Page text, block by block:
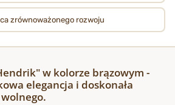
zrównoważonego rozwoju
w kolorze brązowym -
elegancja i doskonała